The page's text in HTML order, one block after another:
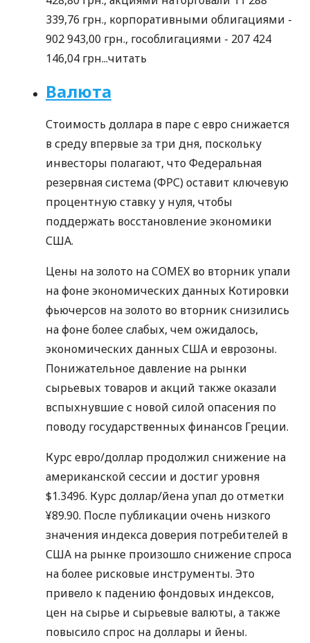
339,76 грн., корпоративными облигациями -
902 943,00 грн., гособлигациями - 207 424
146,04 грн...читать
Валюта
Стоимость доллара в паре с евро снижается
в среду впервые за три дня, поскольку
инвесторы полагают, что Федеральная
резервная система (ФРС) оставит ключевую
процентную ставку у нуля, чтобы
поддержать восстановление экономики
США.
Цены на золото на COMEX во вторник упали
на фоне экономических данных Котировки
фьючерсов на золото во вторник снизились
на фоне более слабых, чем ожидалось,
экономических данных США и еврозоны.
Понижательное давление на рынки
сырьевых товаров и акций также оказали
вспыхнувшие с новой силой опасения по
поводу государственных финансов Греции.
Курс евро/доллар продолжил снижение на
американской сессии и достиг уровня
$1.3496. Курс доллар/йена упал до отметки
¥89.90. После публикации очень низкого
значения индекса доверия потребителей в
США на рынке произошло снижение спроса
на более рисковые инструменты. Это
привело к падению фондовых индексов,
цен на сырье и сырьевые валюты, а также
повысило спрос на доллары и йены.